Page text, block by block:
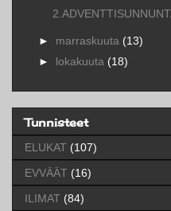
► marraskuuta (13)
► lokakuuta (18)
Tunnisteet
ELUKAT (107)
EVVÄÄT (16)
ILIMAT (84)